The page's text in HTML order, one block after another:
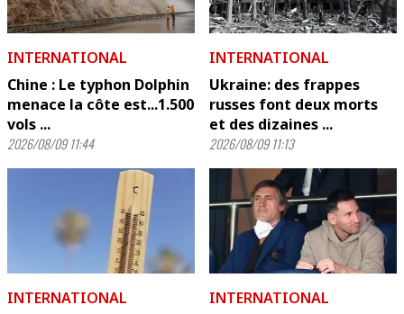
INTERNATIONAL
Chine : Le typhon Dolphin
menace la côte est...1.500
vols ...
2026/08/09 11:44
INTERNATIONAL
Ukraine: des frappes
russes font deux morts
et des dizaines ...
2026/08/09 11:13
INTERNATIONAL
INTERNATIONAL